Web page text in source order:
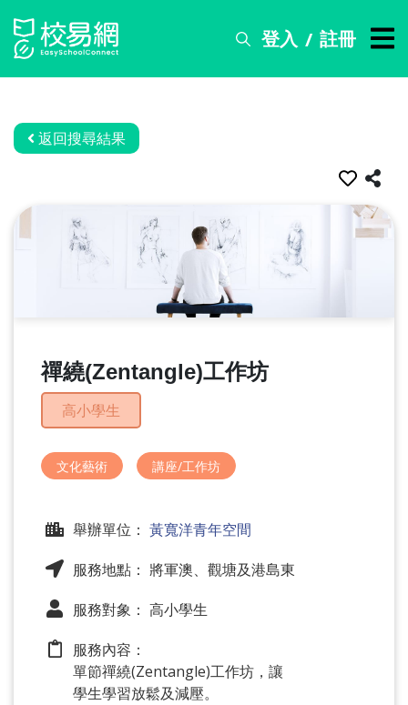
登入 / 註冊
搜
務
資
訊
返回搜尋結果
禪繞(Zentangle)工作坊
高小學生
文化藝術 講座/工作坊
舉辦單位： 黃寬洋青年空間
服務地點： 將軍澳、觀塘及港島東
服務對象： 高小學生
服務內容：
單節禪繞(Zentangle)工作坊，讓
學生學習放鬆及減壓。